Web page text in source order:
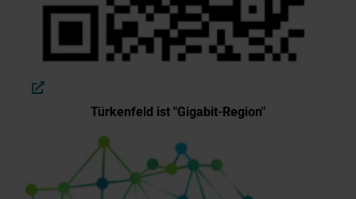
Türkenfeld ist "Gigabit-Region"